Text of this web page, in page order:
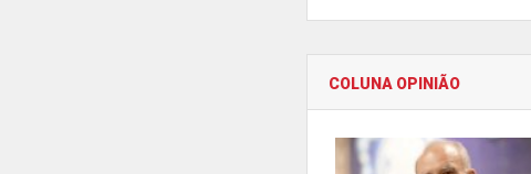
COLUNA OPINIÃO